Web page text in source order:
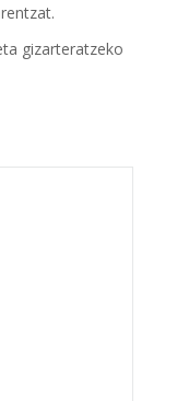
gizarteratzeko